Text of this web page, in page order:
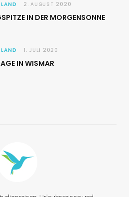
2. AUGUST 2020
IN DER MORGENSONNE
1. JULI 2020
IN WISMAR